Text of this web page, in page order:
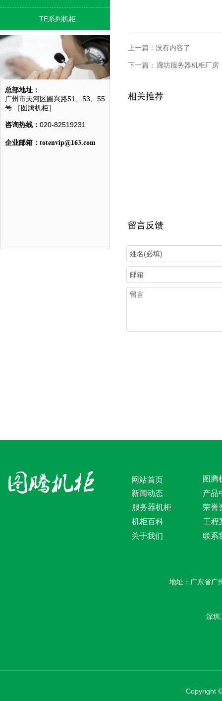
Copyright
地址：广东省广
深圳
网站首页
新闻动态
服务器机柜
机柜百科
关于我们
图腾
产品
荣誉
工程
联系
上一篇：没有内容了
下一篇： 廊坊服务器机柜厂房
相关推荐
TE系列机柜
留言反馈
总部地址：
广州市天河区圃兴路51、53、55
号 ［图腾机柜］
咨询热线： 020-82519231
企业邮箱： totenvip@163.com